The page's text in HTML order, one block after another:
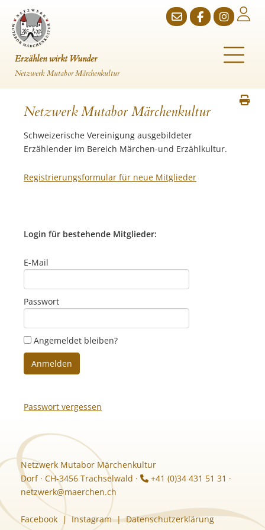
Erzählenwirkt Wunder
Netzwerk Mutabor Märchenkultur
Netzwerk Mutabor Märchenkultur
Schweizerische Vereinigung ausgebildeter
Erzählender im Bereich Märchen-und Erzählkultur.
Registrierungsformular für neue Mitglieder
Login für bestehende Mitglieder:
E-Mail
Passwort
Angemeldet bleiben?
Anmelden
Passwort vergessen
Netzwerk Mutabor Märchenkultur
Dorf · CH-3456 Trachselwald ·
+41 (0)34 431 51 31 ·
netzwerk@maerchen.ch
Facebook |Instagram|Datenschutzerklärung